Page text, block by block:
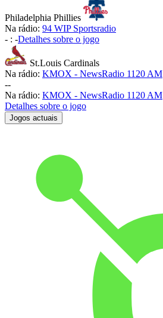
Philadelphia Phillies
Na rádio: 94 WIP Sportsradio
- : -Detalhes sobre o jogo
St.Louis Cardinals
Na rádio: KMOX - NewsRadio 1120 AM
--
Na rádio: KMOX - NewsRadio 1120 AM
Detalhes sobre o jogo
Jogos actuais